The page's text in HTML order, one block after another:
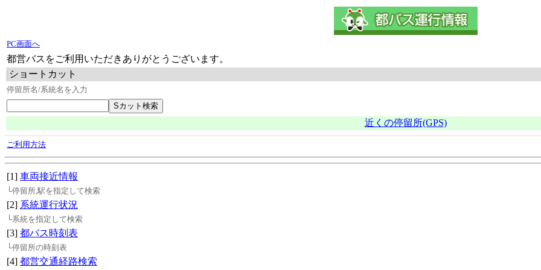
PC画面へ
都営バスをご利用いただきありがとうございます。
| ショートカット
停留所名/系統名を入力
近くの停留所(GPS)
ご利用方法
[1] 車両接近情報
└停留所,駅を指定して検索
[2] 系統運行状況
└系統を指定して検索
[3] 都バス時刻表
└停留所の時刻表
[4] 都営交通経路検索